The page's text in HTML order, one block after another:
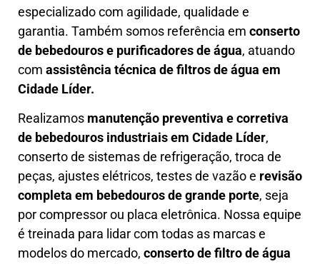
especializado com agilidade, qualidade e
garantia. Também somos referência em conserto
de bebedouros e purificadores de água, atuando
com assistência técnica de filtros de água em
Cidade Líder.
Realizamos manutenção preventiva e corretiva
de bebedouros industriais em Cidade Líder,
conserto de sistemas de refrigeração, troca de
peças, ajustes elétricos, testes de vazão e revisão
completa em bebedouros de grande porte, seja
por compressor ou placa eletrônica. Nossa equipe
é treinada para lidar com todas as marcas e
modelos do mercado, conserto de filtro de água